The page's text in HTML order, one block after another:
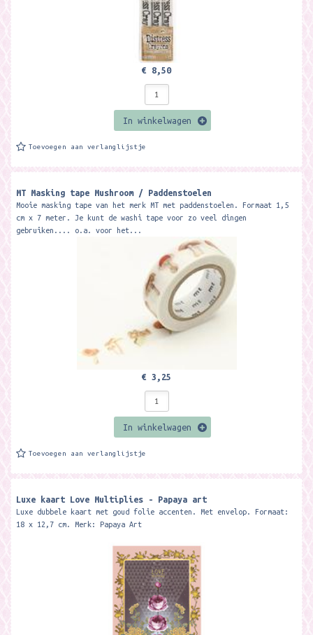
€ 8,50
In winkelwagen
Toevoegen aan verlanglijstje
MT Masking tape Mushroom / Paddenstoelen
Mooie masking tape van het merk MT met paddenstoelen. Formaat 1,5
cm x 7 meter. Je kunt de washi tape voor zo veel dingen
gebruiken.... o.a. voor het...
€ 3,25
In winkelwagen
Toevoegen aan verlanglijstje
Luxe kaart Love Multiplies - Papaya art
Luxe dubbele kaart met goud folie accenten. Met envelop. Formaat:
18 x 12,7 cm. Merk: Papaya Art